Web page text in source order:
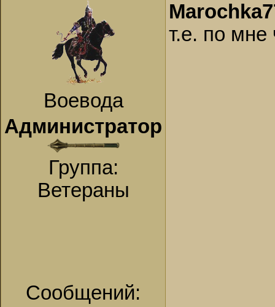
Воевода
Администратор
Группа:
Ветераны
Сообщений:
т.е. по